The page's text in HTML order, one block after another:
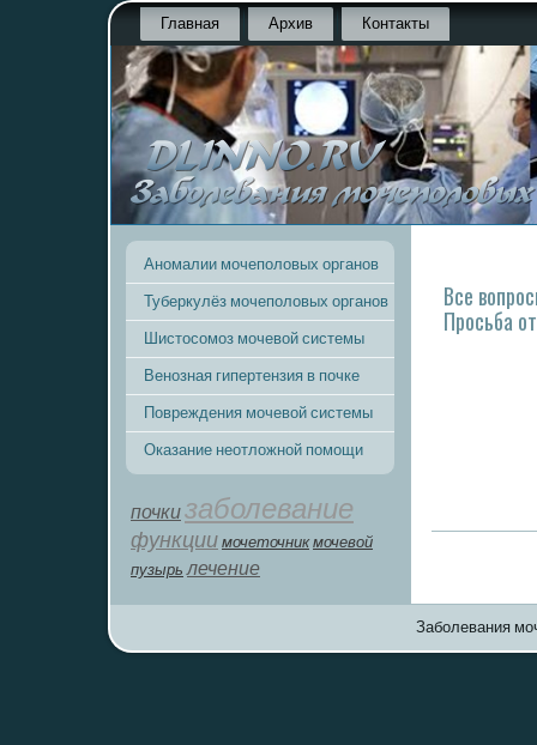
Главная Архив Контакты
Аномалии мочеполовых органов
Туберкулёз мочеполовых органов
Шистосомоз мочевой системы
Венозная гипертензия в почке
Повреждения мочевой системы
Оказание неотложной помощи
почкизаболевание
функции мочеточник мочевой
пузырь лечение
Все
Просьба
Заболевания